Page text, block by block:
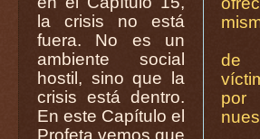
la crisis no está
fuera. No es un
ambiente social
hostil, sino que la
crisis está dentro.
En este Capítulo el
de
por